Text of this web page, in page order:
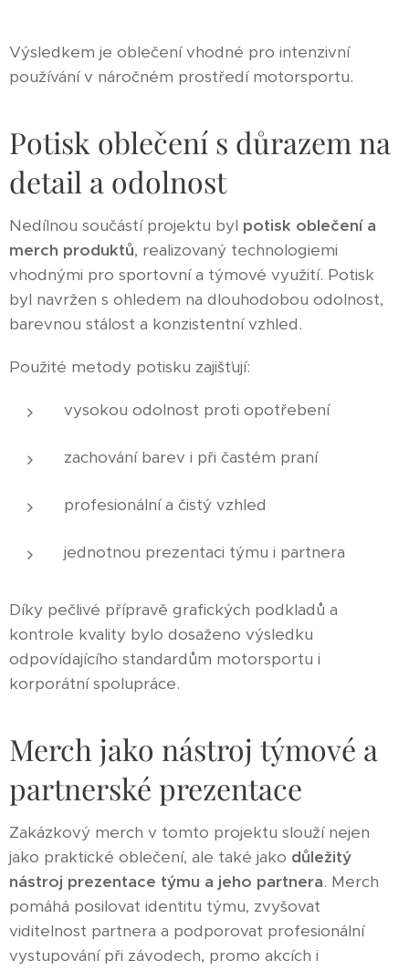
Výsledkem je oblečení vhodné pro intenzivní
používání v náročném prostředí motorsportu.
Potisk oblečení s důrazem na
detail a odolnost
Nedílnou součástí projektu byl potisk oblečení a
merch produktů, realizovaný technologiemi
vhodnými pro sportovní a týmové využití. Potisk
byl navržen s ohledem na dlouhodobou odolnost,
barevnou stálost a konzistentní vzhled.
Použité metody potisku zajišťují:
vysokou odolnost proti opotřebení
zachování barev i při častém praní
profesionální a čistý vzhled
jednotnou prezentaci týmu i partnera
Díky pečlivé přípravě grafických podkladů a
kontrole kvality bylo dosaženo výsledku
odpovídajícího standardům motorsportu i
korporátní spolupráce.
Merch jako nástroj týmové a
partnerské prezentace
Zakázkový merch v tomto projektu slouží nejen
jako praktické oblečení, ale také jako důležitý
nástroj prezentace týmu a jeho partnera. Merch
pomáhá posilovat identitu týmu, zvyšovat
viditelnost partnera a podporovat profesionální
vystupování při závodech, promo akcích i